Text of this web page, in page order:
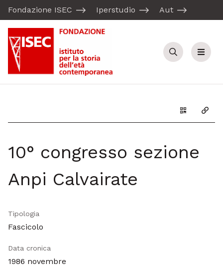
Fondazione ISEC Iperstudio Aut
Cerca Menu
Genera il
10° congresso sezione
Anpi Calvairate
Tipologia
Fascicolo
Data cronica
1986 novembre